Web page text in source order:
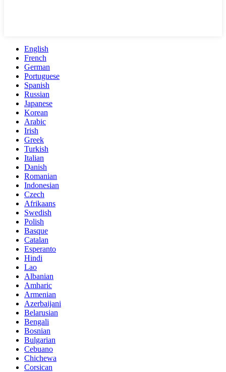
English
French
German
Portuguese
Spanish
Russian
Japanese
Korean
Arabic
Irish
Greek
Turkish
Italian
Danish
Romanian
Indonesian
Czech
Afrikaans
Swedish
Polish
Basque
Catalan
Esperanto
Hindi
Lao
Albanian
Amharic
Armenian
Azerbaijani
Belarusian
Bengali
Bosnian
Bulgarian
Cebuano
Chichewa
Corsican